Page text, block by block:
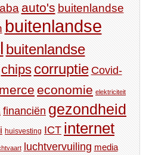
auto's buitenlandse
buitenlandse
buitenlandse
chips corruptie Covid-
economie elektriciteit
financiën gezondheid
huisvesting ICT internet
luchtvervuiling media